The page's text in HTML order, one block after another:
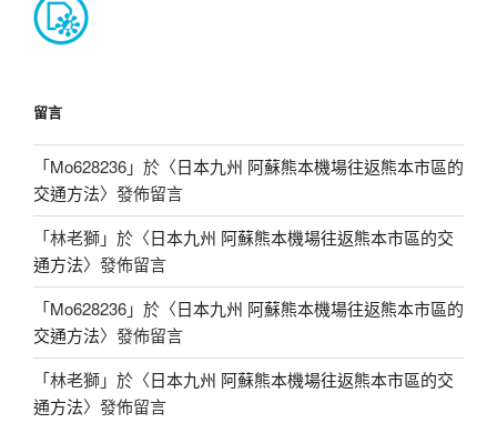
留言
「Mo628236」於〈日本九州 阿蘇熊本機場往返熊本市區的
交通方法〉發佈留言
「林老獅」於〈日本九州 阿蘇熊本機場往返熊本市區的交
通方法〉發佈留言
「Mo628236」於〈日本九州 阿蘇熊本機場往返熊本市區的
交通方法〉發佈留言
「林老獅」於〈日本九州 阿蘇熊本機場往返熊本市區的交
通方法〉發佈留言